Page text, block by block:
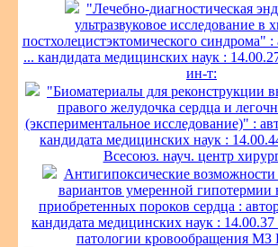
"Лечебно-диагностическая
ультразвуковое исследование в
постхолецистэктомического синдрома" :
... кандидата медицинских наук :
ин-т:
"Биоматериалы для реконструкции
правого желудочка сердца и
(экспериментальное исследование)" :
кандидата медицинских наук :
Всесоюз. науч. центр
Антигипоксические
вариантов умеренной гипотермии
приобретенных пороков сердца :
кандидата медицинских наук :
патологии кровообращения